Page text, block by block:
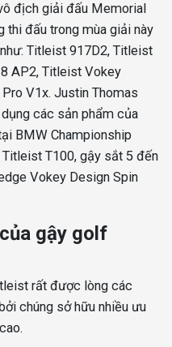
địch giải đấu Memorial
thi đấu trong mùa giải này
Titleist 917D2, Titleist
AP2, Titleist Vokey
V1x. Justin Thomas
các sản phẩm của
BMW Championship
T100, gậy sắt 5 đến
Vokey Design Spin
gậy golf
rất được lòng các
chúng sở hữu nhiều ưu